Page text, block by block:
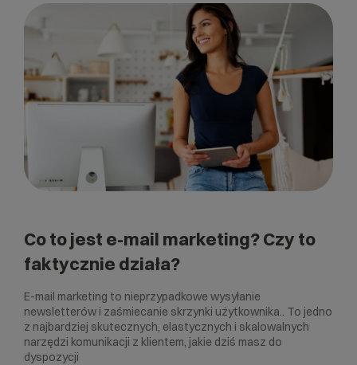
Co to jest e-mail marketing? Czy to
faktycznie działa?
E-mail marketing to nieprzypadkowe wysyłanie
newsletterów i zaśmiecanie skrzynki użytkownika.. To jedno
z najbardziej skutecznych, elastycznych i skalowalnych
narzędzi komunikacji z klientem, jakie dziś masz do
dyspozycji